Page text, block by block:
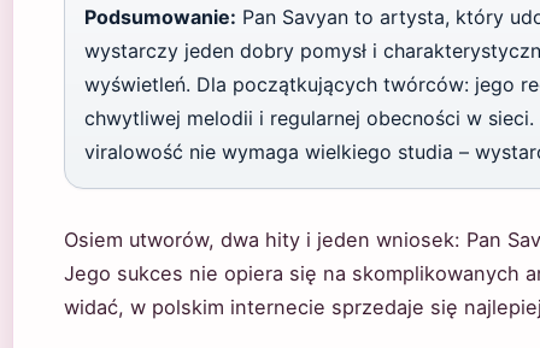
Podsumowanie: Pan Savyan to artysta, który
wystarczy jeden dobry pomysł i
wyświetleń. Dla początkujących twórców: jego
chwytliwej melodii i regularnej obecności w
viralowość nie wymaga wielkiego studia –
Osiem utworów, dwa hity i jeden wniosek: Pan
Jego sukces nie opiera się na skomplikowanych
widać, w polskim internecie sprzedaje się